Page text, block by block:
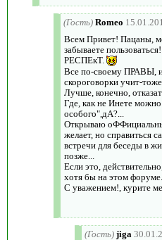
(Гость) Romeo
Всем Привет! Пацаны,
забываете
РЕСПЕкТ.
Все по-своему ПРАВЫ, и
скороговорки учит-
Лучше, конечно,
Где, как не Инете
особого",дА?...
Открываю
желает, но справиться
встречи для беседы в
позже...
Если это,
хотя бы на этом
С уважением!, курите
(Гость) jiga